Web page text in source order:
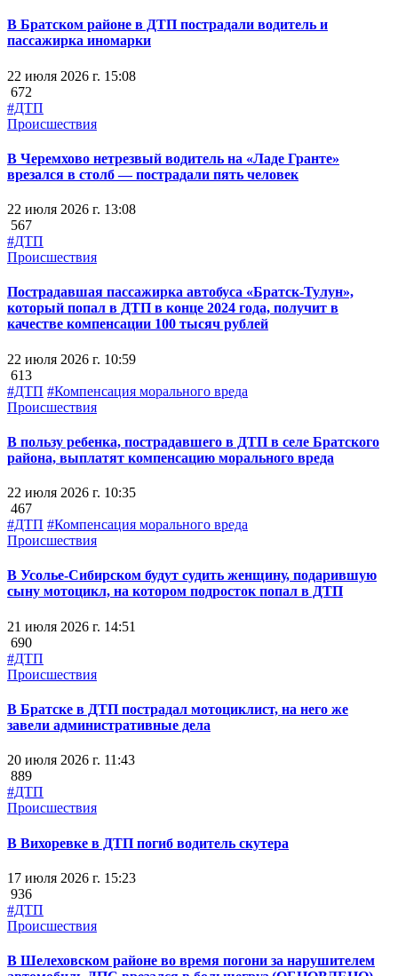
В Братском районе в ДТП пострадали водитель и
пассажирка иномарки
22 июля 2026 г. 15:08
672
#ДТП
Происшествия
В Черемхово нетрезвый водитель на «Ладе Гранте»
врезался в столб — пострадали пять человек
22 июля 2026 г. 13:08
567
#ДТП
Происшествия
Пострадавшая пассажирка автобуса «Братск-Тулун»,
который попал в ДТП в конце 2024 года, получит в
качестве компенсации 100 тысяч рублей
22 июля 2026 г. 10:59
613
#ДТП #Компенсация морального вреда
Происшествия
В пользу ребенка, пострадавшего в ДТП в селе Братского
района, выплатят компенсацию морального вреда
22 июля 2026 г. 10:35
467
#ДТП #Компенсация морального вреда
Происшествия
В Усолье-Сибирском будут судить женщину, подарившую
сыну мотоцикл, на котором подросток попал в ДТП
21 июля 2026 г. 14:51
690
#ДТП
Происшествия
В Братске в ДТП пострадал мотоциклист, на него же
завели административные дела
20 июля 2026 г. 11:43
889
#ДТП
Происшествия
В Вихоревке в ДТП погиб водитель скутера
17 июля 2026 г. 15:23
936
#ДТП
Происшествия
В Шелеховском районе во время погони за нарушителем